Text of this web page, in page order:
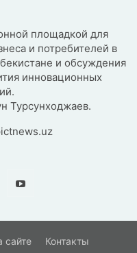
площадкой для
и потребителей в
и обсуждения
инновационных
Турсунходжаев.
сайте Контакты